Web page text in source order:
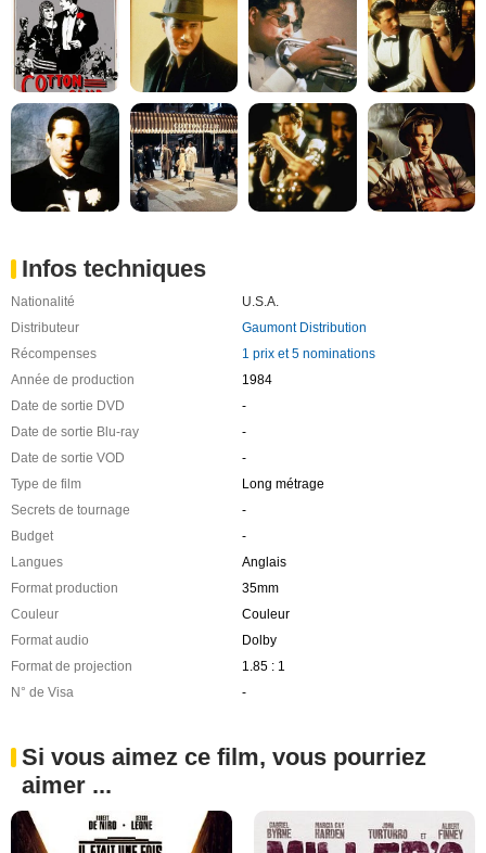
Infos techniques
Nationalité
U.S.A.
Distributeur
Gaumont Distribution
Récompenses
1 prix et 5 nominations
Année de production
1984
Date de sortie DVD
-
Date de sortie Blu-ray
-
Date de sortie VOD
-
Type de film
Long métrage
Secrets de tournage
-
Budget
-
Langues
Anglais
Format production
35mm
Couleur
Couleur
Format audio
Dolby
Format de projection
1.85 : 1
N° de Visa
-
Si vous aimez ce film, vous pourriez
aimer ...